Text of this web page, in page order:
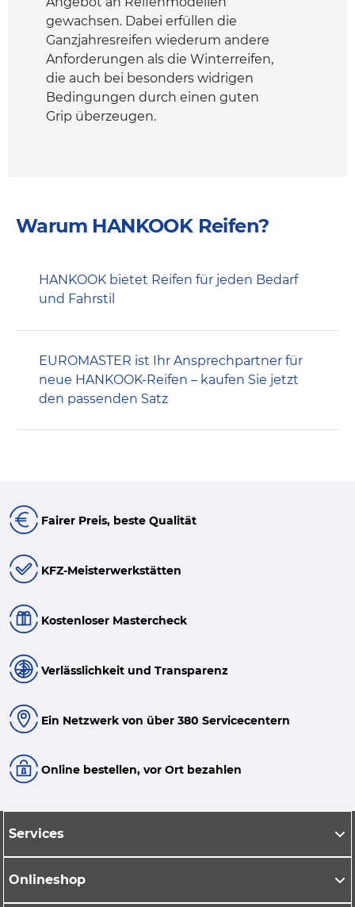
gewachsen. Dabei erfüllen die
Ganzjahresreifen wiederum andere
Anforderungen als die Winterreifen,
die auch bei besonders widrigen
Bedingungen durch einen guten
Grip überzeugen.
Warum HANKOOK Reifen?
HANKOOK bietet Reifen für jeden Bedarf
und Fahrstil
EUROMASTER ist Ihr Ansprechpartner für
neue HANKOOK-Reifen – kaufen Sie jetzt
den passenden Satz
Fairer Preis, beste Qualität
KFZ-Meisterwerkstätten
Kostenloser Mastercheck
Verlässlichkeit und Transparenz
Ein Netzwerk von über 380 Servicecentern
Online bestellen, vor Ort bezahlen
Services
Onlineshop